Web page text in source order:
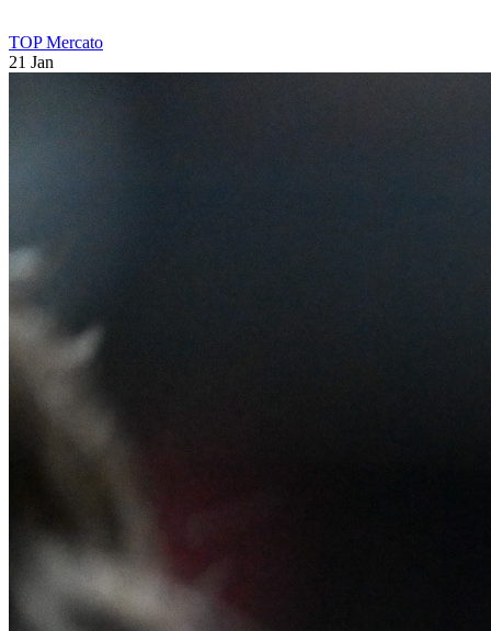
TOP Mercato
21 Jan